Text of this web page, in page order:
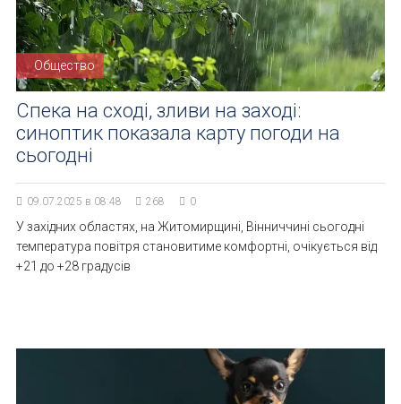
Общество
Спека на сході, зливи на заході:
синоптик показала карту погоди на
сьогодні
09.07.2025 в 08:48 268 0
У західних областях, на Житомирщині, Вінниччині сьогодні
температура повітря становитиме комфортні, очікується від
+21 до +28 градусів